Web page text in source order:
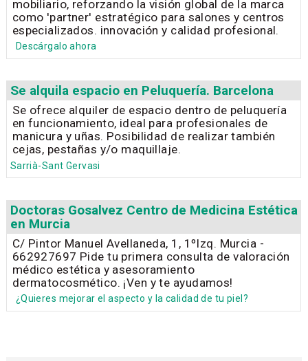
mobiliario, reforzando la visión global de la marca
como 'partner' estratégico para salones y centros
especializados. innovación y calidad profesional.
Descárgalo ahora
Se alquila espacio en Peluquería. Barcelona
Se ofrece alquiler de espacio dentro de peluquería
en funcionamiento, ideal para profesionales de
manicura y uñas. Posibilidad de realizar también
cejas, pestañas y/o maquillaje.
Sarrià-Sant Gervasi
Doctoras Gosalvez Centro de Medicina Estética
en Murcia
C/ Pintor Manuel Avellaneda, 1, 1ºIzq. Murcia -
662927697 Pide tu primera consulta de valoración
médico estética y asesoramiento
dermatocosmético. ¡Ven y te ayudamos!
¿Quieres mejorar el aspecto y la calidad de tu piel?